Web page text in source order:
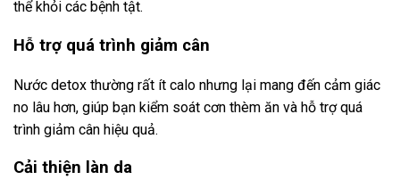
thể khỏi các bệnh tật.
Hỗ trợ quá trình giảm cân
Nước detox thường rất ít calo nhưng lại mang đến cảm giác
no lâu hơn, giúp bạn kiểm soát cơn thèm ăn và hỗ trợ quá
trình giảm cân hiệu quả.
Cải thiện làn da